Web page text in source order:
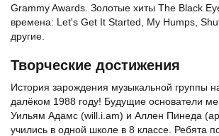
Grammy Awards. Золотые хиты The Black
времена: Let's Get It Started, My Humps,
другие.
Творческие достижения
История зарождения музыкальной группы
далёком 1988 году! Будущие основатели
Уильям Адамс (will.i.am) и Аллен Пинеда
учились в одной школе в 8 классе. Ребята